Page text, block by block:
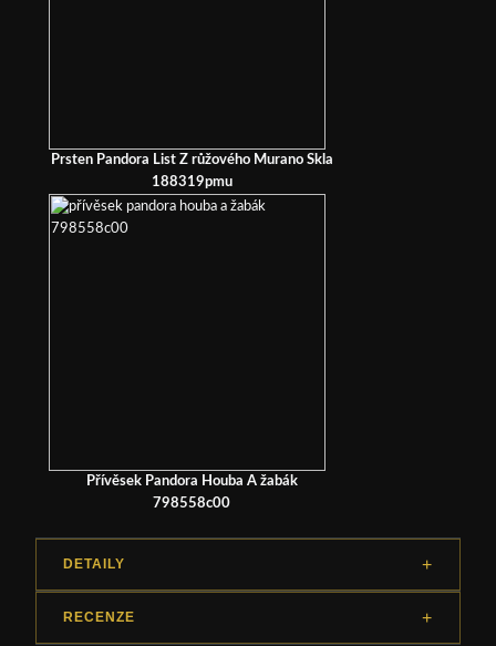
Prsten Pandora List Z růžového Murano Skla
188319pmu
Přívěsek Pandora Houba A žabák
798558c00
DETAILY
RECENZE